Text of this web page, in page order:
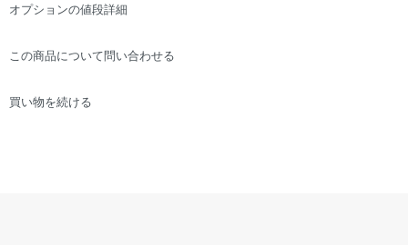
オプションの値段詳細
この商品について問い合わせる
買い物を続ける